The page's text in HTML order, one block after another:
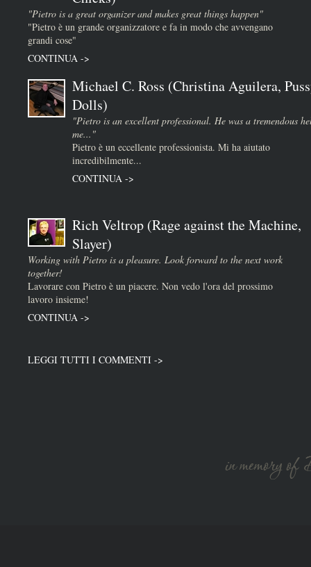
"Pietro is a great organizer and makes great things happen"
"Pietro è un grande organizzatore e fa in modo che avvengano
grandi cose"
CONTINUA ->
Michael C. Ross (Christina Aguilera,
Dolls)
"Pietro is an excellent professional. He was a tremendous
me..."
Pietro è un eccellente professionista. Mi ha aiutato
incredibilmente...
CONTINUA ->
Rich Veltrop (Rage against the Machine,
Slayer)
Working with Pietro is a pleasure. Look forward to the next work
together!
Lavorare con Pietro è un piacere. Non vedo l'ora del prossimo
lavoro insieme!
CONTINUA ->
LEGGI TUTTI I COMMENTI ->